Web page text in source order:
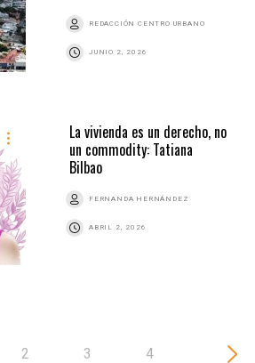
REDACCIÓN CENTRO URBANO
JUNIO 2, 2026
La vivienda es un derecho, no
un commodity: Tatiana
Bilbao
FERNANDA HERNÁNDEZ
ABRIL 2, 2026
2 3 4